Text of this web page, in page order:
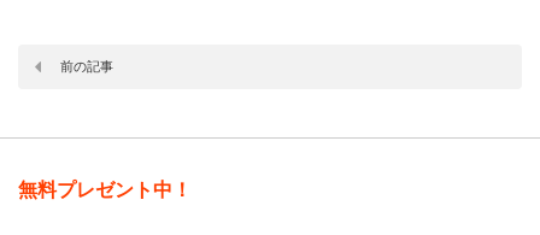
前の記事
無料プレゼント中！